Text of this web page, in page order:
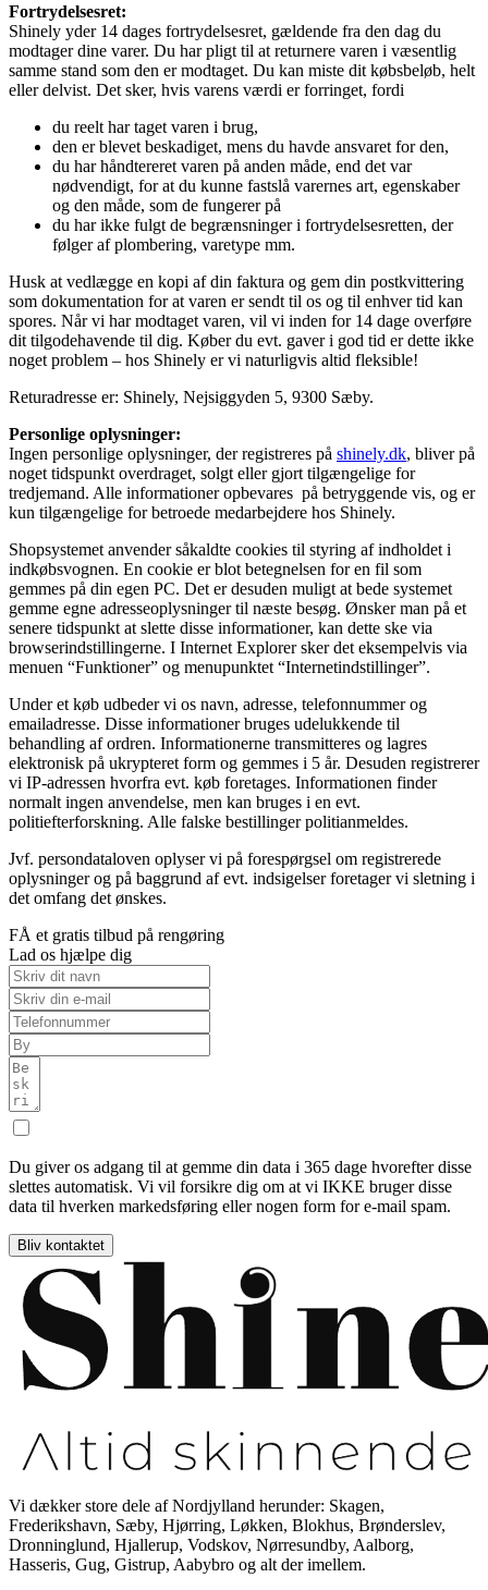
Fortrydelsesret:
Shinely yder 14 dages fortrydelsesret, gældende fra den dag du
modtager dine varer. Du har pligt til at returnere varen i væsentlig
samme stand som den er modtaget. Du kan miste dit købsbeløb, helt
eller delvist. Det sker, hvis varens værdi er forringet, fordi
du reelt har taget varen i brug,
den er blevet beskadiget, mens du havde ansvaret for den,
du har håndtereret varen på anden måde, end det var
nødvendigt, for at du kunne fastslå varernes art, egenskaber
og den måde, som de fungerer på
du har ikke fulgt de begrænsninger i fortrydelsesretten, der
følger af plombering, varetype mm.
Husk at vedlægge en kopi af din faktura og gem din postkvittering
som dokumentation for at varen er sendt til os og til enhver tid kan
spores. Når vi har modtaget varen, vil vi inden for 14 dage overføre
dit tilgodehavende til dig. Køber du evt. gaver i god tid er dette ikke
noget problem – hos Shinely er vi naturligvis altid fleksible!
Returadresse er: Shinely, Nejsiggyden 5, 9300 Sæby.
Personlige oplysninger:
Ingen personlige oplysninger, der registreres på shinely.dk, bliver på
noget tidspunkt overdraget, solgt eller gjort tilgængelige for
tredjemand. Alle informationer opbevares på betryggende vis, og er
kun tilgængelige for betroede medarbejdere hos Shinely.
Shopsystemet anvender såkaldte cookies til styring af indholdet i
indkøbsvognen. En cookie er blot betegnelsen for en fil som
gemmes på din egen PC. Det er desuden muligt at bede systemet
gemme egne adresseoplysninger til næste besøg. Ønsker man på et
senere tidspunkt at slette disse informationer, kan dette ske via
browserindstillingerne. I Internet Explorer sker det eksempelvis via
menuen “Funktioner” og menupunktet “Internetindstillinger”.
Under et køb udbeder vi os navn, adresse, telefonnummer og
emailadresse. Disse informationer bruges udelukkende til
behandling af ordren. Informationerne transmitteres og lagres
elektronisk på ukrypteret form og gemmes i 5 år. Desuden registrerer
vi IP-adressen hvorfra evt. køb foretages. Informationen finder
normalt ingen anvendelse, men kan bruges i en evt.
politiefterforskning. Alle falske bestillinger politianmeldes.
Jvf. persondataloven oplyser vi på forespørgsel om registrerede
oplysninger og på baggrund af evt. indsigelser foretager vi sletning i
det omfang det ønskes.
FÅ et gratis tilbud på rengøring
Lad os hjælpe dig
Du giver os adgang til at gemme din data i 365 dage hvorefter disse
slettes automatisk. Vi vil forsikre dig om at vi IKKE bruger disse
data til hverken markedsføring eller nogen form for e-mail spam.
Bliv kontaktet
Vi dækker store dele af Nordjylland herunder: Skagen,
Frederikshavn, Sæby, Hjørring, Løkken, Blokhus, Brønderslev,
Dronninglund, Hjallerup, Vodskov, Nørresundby, Aalborg,
Hasseris, Gug, Gistrup, Aabybro og alt der imellem.